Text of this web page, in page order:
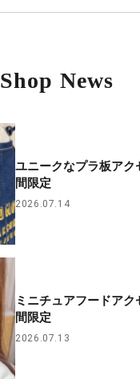
Shop News
ユニークなプラ板アク
間限定
2026.07.14
ミニチュアフードア
間限定
2026.07.13